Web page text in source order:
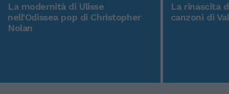
La modernità di Ulisse
nell'Odissea pop di Christopher
Nolan
La rinascita
canzoni di